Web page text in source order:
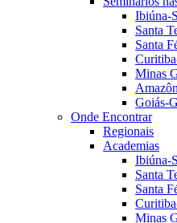
Ibiúna-
Santa
Santa
Minas
Goiás-
Onde Encontrar
Regionais
Academias
Ibiúna-
Santa
Santa
Minas